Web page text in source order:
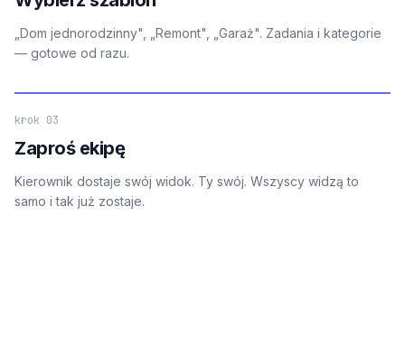
„Dom jednorodzinny", „Remont", „Garaż". Zadania i kategorie
— gotowe od razu.
krok 03
Zaproś ekipę
Kierownik dostaje swój widok. Ty swój. Wszyscy widzą to
samo i tak już zostaje.